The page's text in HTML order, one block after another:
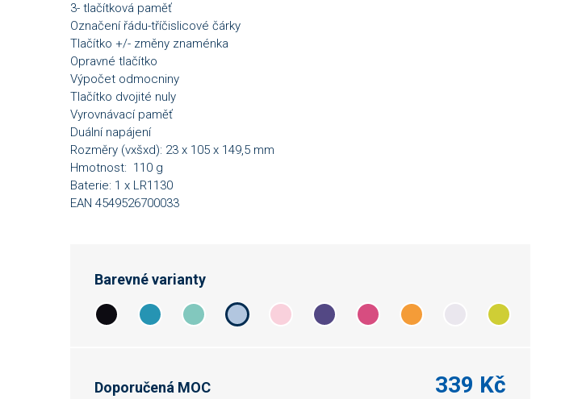
3- tlačítková paměť
Označení řádu-tříčislicové čárky
Tlačítko +/- změny znaménka
Opravné tlačítko
Výpočet odmocniny
Tlačítko dvojité nuly
Vyrovnávací paměť
Duální napájení
Rozměry (vxšxd): 23 x 105 x 149,5 mm
Hmotnost: 110 g
Baterie: 1 x LR1130
EAN 4549526700033
Barevné varianty
Doporučená MOC 339 Kč